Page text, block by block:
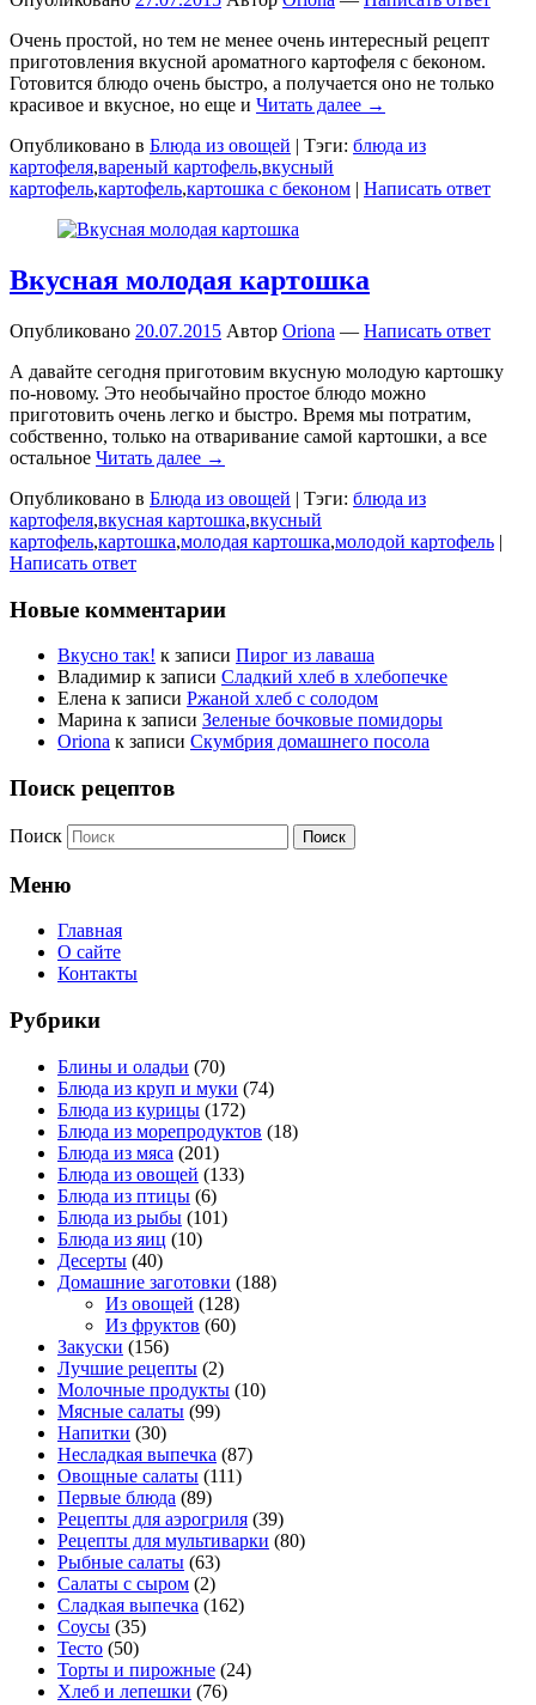
Очень простой, но тем не менее очень интересный рецепт
приготовления вкусной ароматного картофеля с беконом.
Готовится блюдо очень быстро, а получается оно не только
красивое и вкусное, но еще и Читать далее →
Опубликовано в Блюда из овощей | Тэги: блюда из
картофеля,вареный картофель,вкусный
картофель,картофель,картошка с беконом | Написать ответ
Вкусная молодая картошка
Опубликовано 20.07.2015 Автор Oriona — Написать ответ
А давайте сегодня приготовим вкусную молодую картошку
по-новому. Это необычайно простое блюдо можно
приготовить очень легко и быстро. Время мы потратим,
собственно, только на отваривание самой картошки, а все
остальное Читать далее →
Опубликовано в Блюда из овощей | Тэги: блюда из
картофеля,вкусная картошка,вкусный
картофель,картошка,молодая картошка,молодой картофель |
Написать ответ
Новые комментарии
Вкусно так! к записи Пирог из лаваша
Владимир к записи Сладкий хлеб в хлебопечке
Елена к записи Ржаной хлеб с солодом
Марина к записи Зеленые бочковые помидоры
Oriona к записи Скумбрия домашнего посола
Поиск рецептов
Поиск
Меню
Главная
О сайте
Контакты
Рубрики
Блины и оладьи (70)
Блюда из круп и муки (74)
Блюда из курицы (172)
Блюда из морепродуктов (18)
Блюда из мяса (201)
Блюда из овощей (133)
Блюда из птицы (6)
Блюда из рыбы (101)
Блюда из яиц (10)
Десерты (40)
Домашние заготовки (188)
Из овощей (128)
Из фруктов (60)
Закуски (156)
Лучшие рецепты (2)
Молочные продукты (10)
Мясные салаты (99)
Напитки (30)
Несладкая выпечка (87)
Овощные салаты (111)
Первые блюда (89)
Рецепты для аэрогриля (39)
Рецепты для мультиварки (80)
Рыбные салаты (63)
Салаты с сыром (2)
Сладкая выпечка (162)
Соусы (35)
Тесто (50)
Торты и пирожные (24)
Хлеб и лепешки (76)